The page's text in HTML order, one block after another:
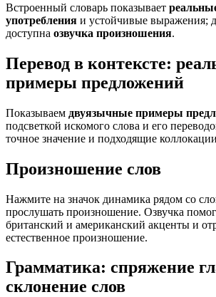
Встроенный словарь показывает
употребления и устойчивые выражения;
доступна озвучка произношения.
Перевод в контексте:
примеры предложений
Показываем двуязычные примеры
подсветкой искомого слова и его
точное значение и подходящие
Произношение слов
Нажмите на значок динамика рядом со
прослушать произношение. Озвучка
британский и американский акценты и
естественное произношение.
Грамматика: спряжение
склонение слов